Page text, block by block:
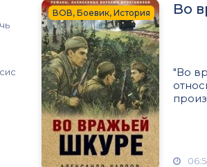
ВОВ, Боевик, История Во
"Во